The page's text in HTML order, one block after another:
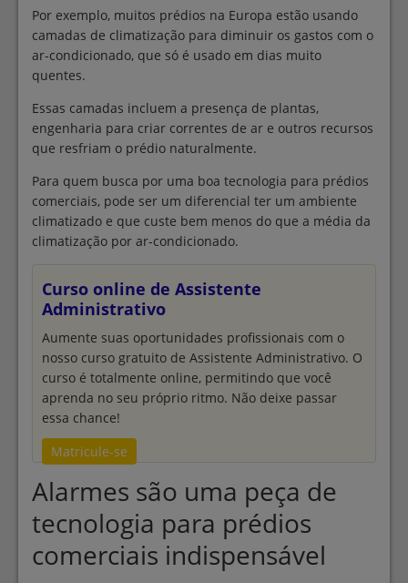
Por exemplo, muitos prédios na Europa estão usando
camadas de climatização para diminuir os gastos com o
ar-condicionado, que só é usado em dias muito
quentes.
Essas camadas incluem a presença de plantas,
engenharia para criar correntes de ar e outros recursos
que resfriam o prédio naturalmente.
Para quem busca por uma boa tecnologia para prédios
comerciais, pode ser um diferencial ter um ambiente
climatizado e que custe bem menos do que a média da
climatização por ar-condicionado.
Curso online de Assistente
Administrativo
Aumente suas oportunidades profissionais com o
nosso curso gratuito de Assistente Administrativo. O
curso é totalmente online, permitindo que você
aprenda no seu próprio ritmo. Não deixe passar
essa chance!
Matricule-se
Alarmes são uma peça de
tecnologia para prédios
comerciais indispensável